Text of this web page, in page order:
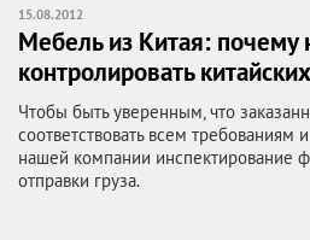
15.08.2012
Мебель из Китая: почему
контролировать
Чтобы быть уверенным, что
соответствовать всем требованиям
нашей компании инспектирование
отправки груза.